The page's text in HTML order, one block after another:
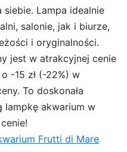
Lampa idealnie
salonie, jak i biurze,
i oryginalności.
jest w atrakcyjnej cenie
-15 zł (-22%) w
To doskonała
lampkę akwarium w
Frutti di Mare